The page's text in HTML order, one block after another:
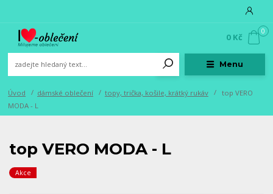
Menu
0
0 Kč
Úvod dámské oblečení topy, trička, košile, krátký rukáv
top VERO
MODA - L
top VERO MODA - L
Akce